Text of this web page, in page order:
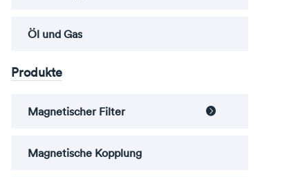
Öl und Gas
Produkte
Magnetischer Filter 
Magnetische Kopplung